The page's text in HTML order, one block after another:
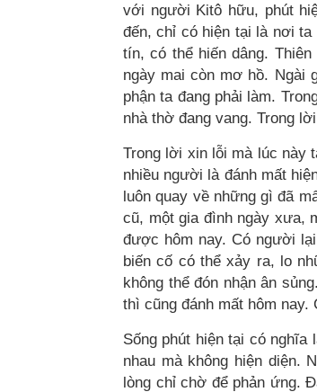
với người Kitô hữu, phút
đến, chỉ có hiện tại là nơi
tín, có thể hiến dâng.
ngày mai còn mơ hồ. Ngài
phận ta đang phải làm.
nhà thờ đang vang. Trong
Trong lời xin lỗi mà lúc này
nhiều người là đánh mất
luôn quay về những gì đã
cũ, một gia đình ngày xưa,
được hôm nay. Có người
biến cố có thể xảy ra, lo
không thể đón nhận ân
thì cũng đánh mất hôm nay.
Sống phút hiện tại có
nhau mà không hiện diện.
lòng chỉ chờ để phản ứng.